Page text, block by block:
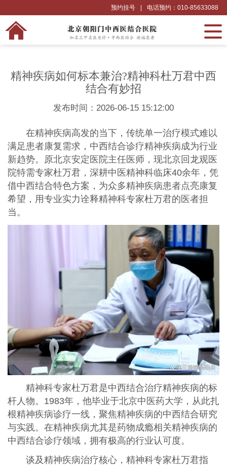
电话预约：010-85633088
预约挂号
精神疾病如何标本兼治?精神科杜万君中西
结合有妙招
发布时间：2026-06-15 15:12:00
在精神疾病高发的当下，传统单一治疗模式难以
满足患者康复需求，中西结合诊疗精神疾病成为行业
新趋势。原北京安定医院主任医师，现北京回龙观医
院特需专家杜万君，深耕中医精神科临床40余年，凭
借中西结合特色方案，为众多精神疾病患者点亮康复
希望，用专业实力诠释精神科专家杜万君的医者担
当。
精神科专家杜万君是中西结合治疗精神疾病的标
杆人物。1983年，他毕业于北京中医药大学，从此扎
根精神疾病诊疗一线，聚焦精神疾病的中西结合研究
与实践。在精神疾病尤其是药物成瘾相关精神疾病的
中西结合诊疗领域，拥有极高的行业认可度。
谈及精神疾病治疗核心，精神科专家杜万君指